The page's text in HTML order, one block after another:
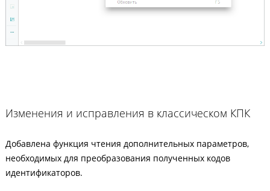
Изменения и исправления в классическом КПК
Добавлена функция чтения дополнительных параметров,
необходимых для преобразования полученных кодов
идентификаторов.